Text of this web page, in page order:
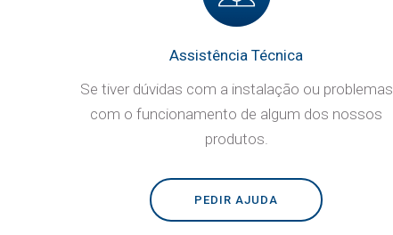
Assistência Técnica
Se tiver dúvidas com a instalação ou problemas
com o funcionamento de algum dos nossos
produtos.
PEDIR AJUDA